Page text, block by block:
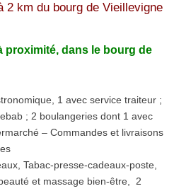
2 km du bourg de Vieillevigne
proximité, dans le bourg de
1 avec service traiteur ;
; 2 boulangeries dont 1 avec
– Commandes et livraisons
Tabac-presse-cadeaux-poste,
et massage bien-être, 2